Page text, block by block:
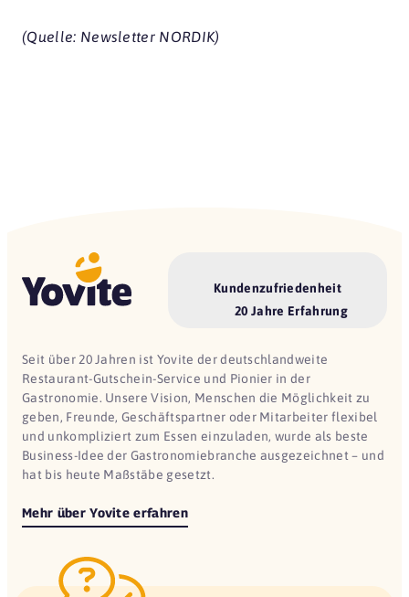
(Quelle: Newsletter NORDIK)
Kundenzufriedenheit
20 Jahre Erfahrung
Seit über 20 Jahren ist Yovite der deutschlandweite
Restaurant-Gutschein-Service und Pionier in der
Gastronomie. Unsere Vision, Menschen die Möglichkeit zu
geben, Freunde, Geschäftspartner oder Mitarbeiter flexibel
und unkompliziert zum Essen einzuladen, wurde als beste
Business-Idee der Gastronomiebranche ausgezeichnet – und
hat bis heute Maßstäbe gesetzt.
Mehr über Yovite erfahren